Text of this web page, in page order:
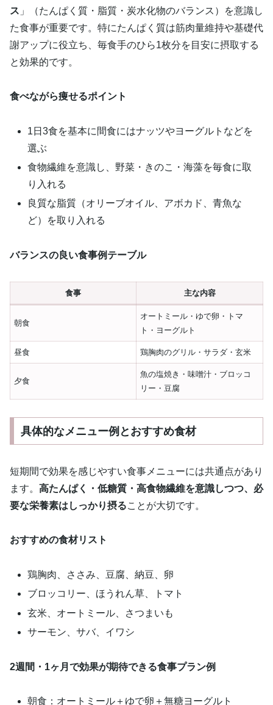
ス 」（たんぱく質・脂質・炭水化物のバランス）を意識し
た食事が重要です。特にたんぱく質は筋肉量維持や基礎代
謝アップに役立ち、毎食手のひら1枚分を目安に摂取する
と効果的です。
食べながら痩せるポイント
1日3食を基本に間食にはナッツやヨーグルトなどを
選ぶ
食物繊維を意識し、野菜・きのこ・海藻を毎食に取
り入れる
良質な脂質（オリーブオイル、アボカド、青魚な
ど）を取り入れる
バランスの良い食事例テーブル
食事 主な内容
朝食
オートミール・ゆで卵・トマ
ト・ヨーグルト
昼食 鶏胸肉のグリル・サラダ・玄米
夕食
魚の塩焼き・味噌汁・ブロッコ
リー・豆腐
具体的なメニュー例とおすすめ食材
短期間で効果を感じやすい食事メニューには共通点があり
ます。 高たんぱく・低糖質・高食物繊維を意識しつつ、必
要な栄養素はしっかり摂ることが大切です。
おすすめの食材リスト
鶏胸肉、ささみ、豆腐、納豆、卵
ブロッコリー、ほうれん草、トマト
玄米、オートミール、さつまいも
サーモン、サバ、イワシ
2週間・1ヶ月で効果が期待できる食事プラン例
朝食：オートミール＋ゆで卵＋無糖ヨーグルト